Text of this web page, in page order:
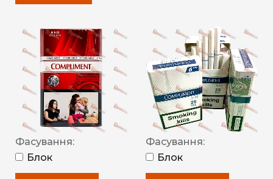
Фасування:
Блок
Фасування:
Блок